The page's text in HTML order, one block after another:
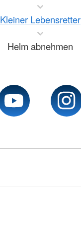
Kleiner Lebensretter
Helm abnehmen